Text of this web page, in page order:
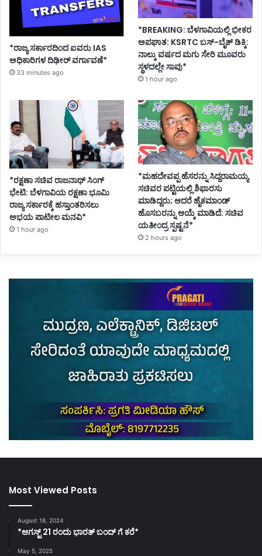
*ರಾಜ್ಯ ಸರ್ಕಾರದಿಂದ ಐವರು IAS
ಅಧಿಕಾರಿಗಳ ದಿಢೀರ್ ವರ್ಗಾವಣೆ*
33 minutes ago
*BREAKING: ಬೆಳಗಾವಿಯಲ್ಲಿ ಭೀಕರ
ಅಪಘಾತ: KSRTC ಬಸ್-ಬೈಕ್ ಡಿಕ್ಕಿ:
ನಾಲ್ಕು ವರ್ಷದ ಮಗು ಸೇರಿ ಮೂವರು
ಸ್ಥಳದಲ್ಲೇ ಸಾವು*
1 hour ago
*ರಕ್ಷಣಾ ಸಚಿವ ರಾಜನಾಥ್ ಸಿಂಗ್
ಭೇಟಿ: ಬೆಳಗಾವಿಯ ರಕ್ಷಣಾ ಭೂಮಿ
ರಾಜ್ಯ ಸರ್ಕಾರಕ್ಕೆ ಹಸ್ತಾಂತರಿಸಲು
ಅಭಯ ಪಾಟೀಲ ಮನವಿ*
1 hour ago
*ಮಹದೇವಪ್ಪ ಹೆಸರನ್ನು ಸಿದ್ದರಾಮಯ್ಯ
ಸಚಿವರ ಪಟ್ಟಿಯಲ್ಲಿ ಶಿಫಾರಸು
ಮಾಡಿದ್ದರು; ಆದರೆ ಹೈಕಮಾಂಡ್
ಹೊಸಬರನ್ನು ಆಯ್ಕೆ ಮಾಡಿದೆ: ಸಚಿವ
ಯತೀಂದ್ರ ಸ್ಪಷ್ಟನೆ*
2 hours ago
Most Viewed Posts
August 18, 2024
*ಆಗಸ್ಟ್ 21 ರಂದು ಭಾರತ್‌ ಬಂದ್‌ ಗೆ ಕರೆ*
May 5, 2025